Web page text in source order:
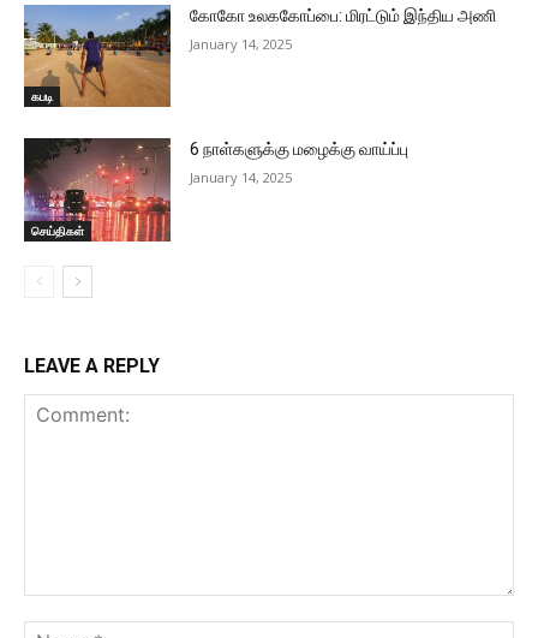
கபடி
கோகோ உலககோப்பை: மிரட்டும் இந்திய அணி
January 14, 2025
செய்திகள்
6 நாள்களுக்கு மழைக்கு வாய்ப்பு
January 14, 2025
LEAVE A REPLY